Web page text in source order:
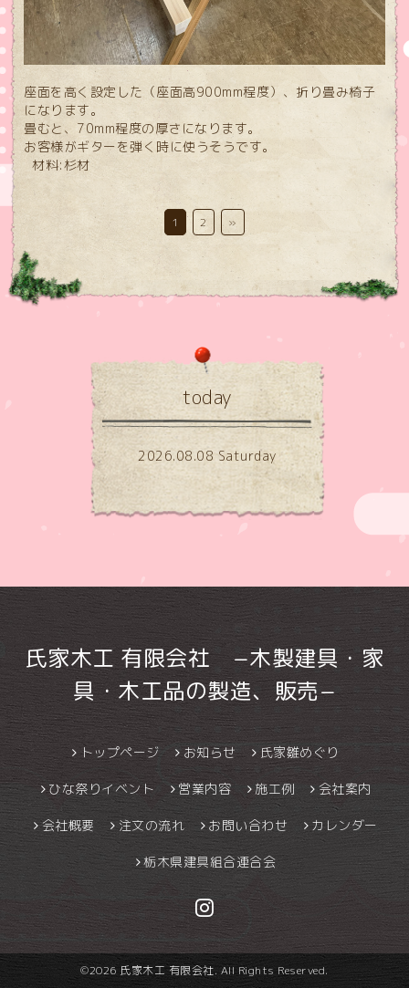
座面を高く設定した（座面高900mm程度）、折り畳み椅子
になります。
畳むと、70mm程度の厚さになります。
お客様がギターを弾く時に使うそうです。
材料:杉材
1 2 »
today
2026.08.08 Saturday
氏家木工 有限会社 −木製建具・家
具・木工品の製造、販売−
トップページ お知らせ 氏家雛めぐり
ひな祭りイベント 営業内容 施工例 会社案内
会社概要 注文の流れ お問い合わせ カレンダー
栃木県建具組合連合会
©2026 氏家木工 有限会社. All Rights Reserved.